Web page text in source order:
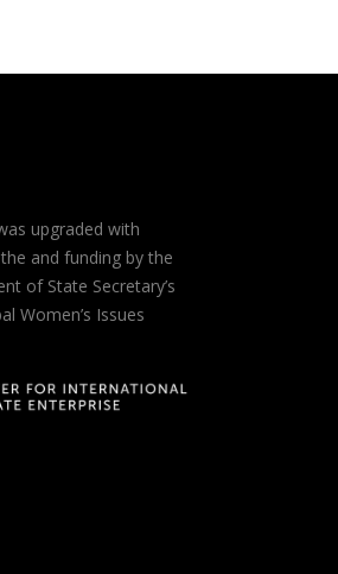
upgraded with
and funding by the
of State Secretary’s
Women’s Issues